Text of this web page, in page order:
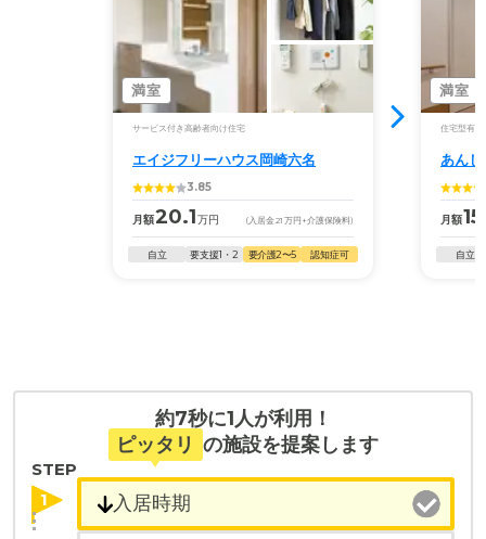
満室
サービス付き高齢者向け住宅
エイジフリーハウス岡崎六名
3.85
月額20.1万円 (入居金21 万円 +介護保険料)
自立 要支援1・2 要介護2〜5 認知症可
満室
住宅型有料
あん
月額
自立
約7秒に1人が利用！
ピッタリ の施設を提案します
STEP
1